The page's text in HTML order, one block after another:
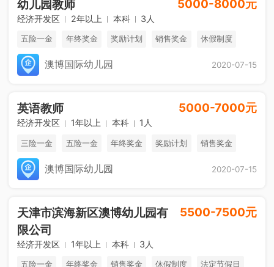
幼儿园教师 5000-8000元
经济开发区 2年以上 本科 3人
五险一金 年终奖金 奖励计划 销售奖金 休假制度
法定节假日澳博国际幼儿园 2020-07-15
英语教师 5000-7000元
经济开发区 1年以上 本科 1人
三险一金 五险一金 年终奖金 奖励计划 销售奖金
休假制度澳博国际幼儿园 2020-07-15
天津市滨海新区澳博幼儿园有
限公司
5500-7500元
经济开发区 1年以上 本科 3人
五险一金 年终奖金 销售奖金 休假制度 法定节假日